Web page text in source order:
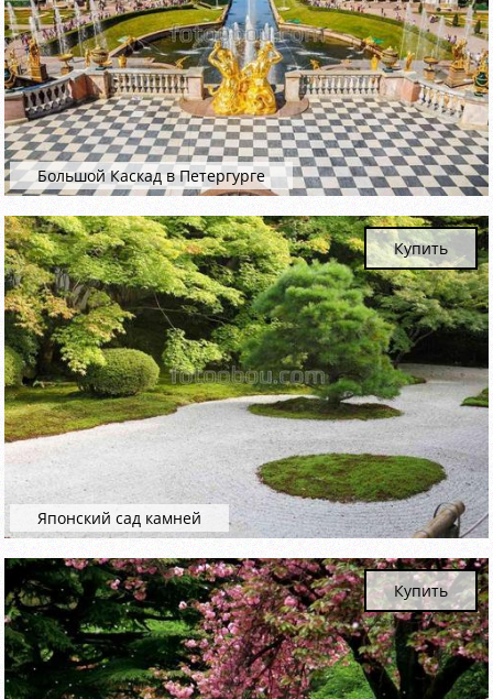
Большой Каскад в Петергурге
Японский сад камней
Купить
Купить